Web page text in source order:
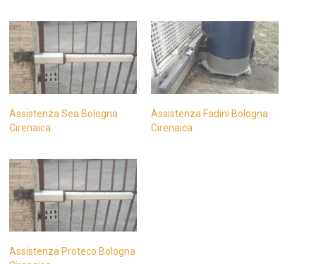
Assistenza Sea Bologna
Cirenaica
Assistenza Fadini Bologna
Cirenaica
Assistenza Proteco Bologna